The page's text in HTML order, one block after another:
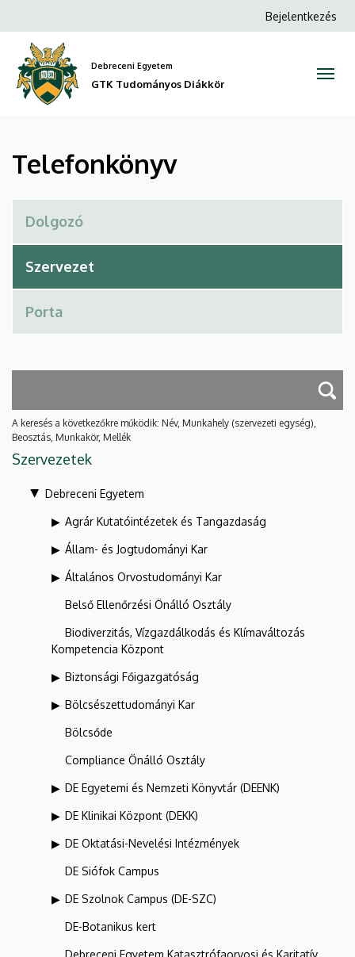
GTK
Tudományos
Diákkör
a
tartalomra
Anonim
Bejelentkezés
Debreceni Egyetem
GTK Tudományos Diákkör
Telefonkönyv
A keresés a következőkre működik: Név, Munkahely (szervezeti egység),
Beosztás, Munkakör, Mellék
Szervezetek
Debreceni Egyetem
Agrár Kutatóintézetek és Tangazdaság
Állam- és Jogtudományi Kar
Általános Orvostudományi Kar
Belső Ellenőrzési Önálló Osztály
Biodiverzitás, Vízgazdálkodás és Klímaváltozás
Kompetencia Központ
Biztonsági Főigazgatóság
Bölcsészettudományi Kar
Bölcsőde
Compliance Önálló Osztály
DE Egyetemi és Nemzeti Könyvtár (DEENK)
DE Klinikai Központ (DEKK)
DE Oktatási-Nevelési Intézmények
DE Siófok Campus
DE Szolnok Campus (DE-SZC)
DE-Botanikus kert
Debreceni Egyetem Katasztrófaorvosi és Karitatív